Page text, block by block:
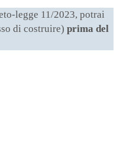
legge 11/2023, potrai
di costruire) prima del